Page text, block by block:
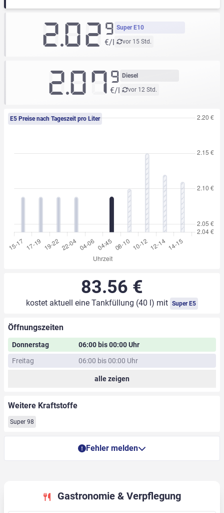
Super E10
vor 15 Std.
2.02 9
€/l
Diesel
vor 12 Std.
2.079
€/l
E5 Preise nach Tageszeit pro Liter
83.56 €
kostet aktuell eine Tankfüllung (40 l) mit Super E5
Öffnungszeiten
Donnerstag
06:00 bis 00:00 Uhr
Freitag
06:00 bis 00:00 Uhr
alle zeigen
Weitere Kraftstoffe
Super 98
Fehler melden
Gastronomie & Verpflegung